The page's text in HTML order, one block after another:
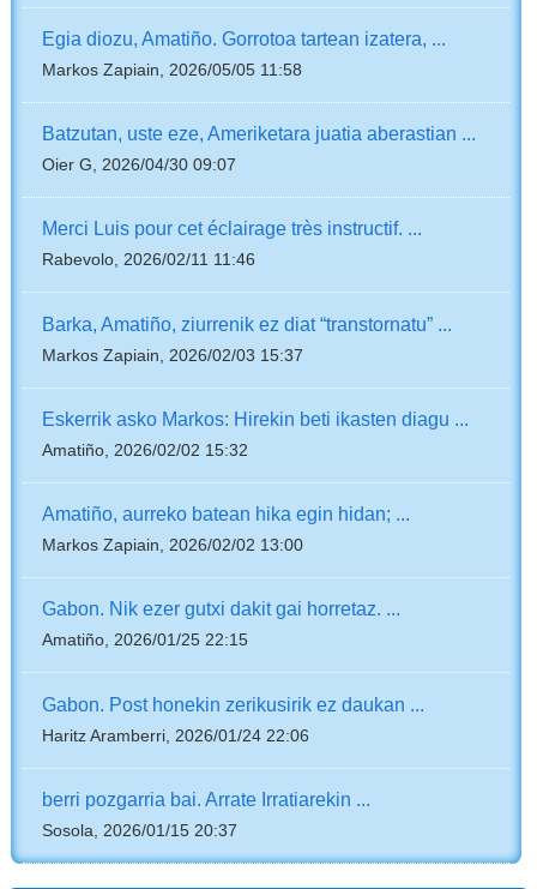
Egia diozu, Amatiño. Gorrotoa tartean izatera, ...
Markos Zapiain, 2026/05/05 11:58
Batzutan, uste eze, Ameriketara juatia aberastian ...
Oier G, 2026/04/30 09:07
Merci Luis pour cet éclairage très instructif. ...
Rabevolo, 2026/02/11 11:46
Barka, Amatiño, ziurrenik ez diat “transtornatu” ...
Markos Zapiain, 2026/02/03 15:37
Eskerrik asko Markos: Hirekin beti ikasten diagu ...
Amatiño, 2026/02/02 15:32
Amatiño, aurreko batean hika egin hidan; ...
Markos Zapiain, 2026/02/02 13:00
Gabon. Nik ezer gutxi dakit gai horretaz. ...
Amatiño, 2026/01/25 22:15
Gabon. Post honekin zerikusirik ez daukan ...
Haritz Aramberri, 2026/01/24 22:06
berri pozgarria bai. Arrate Irratiarekin ...
Sosola, 2026/01/15 20:37